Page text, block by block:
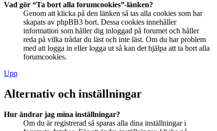
Vad gör “Ta bort alla forumcookies”-länken?
Genom att klicka på den länken så tas alla cookies som har
skapats av phpBB3 bort. Dessa cookies innehåller
information som håller dig inloggad på forumet och håller
reda på vilka trådar du läst och inte läst. Om du har problem
med att logga in eller logga ut så kan det hjälpa att ta bort alla
forumcookies.
Upp
Alternativ och inställningar
Hur ändrar jag mina inställningar?
Om du är registrerad så sparas alla dina inställningar i